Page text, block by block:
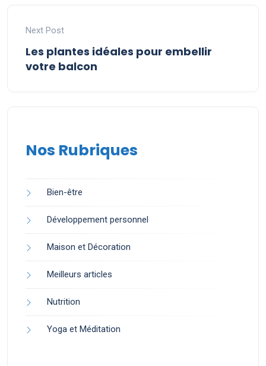
Next Post
Les plantes idéales pour embellir
votre balcon
Nos Rubriques
Bien-être
Développement personnel
Maison et Décoration
Meilleurs articles
Nutrition
Yoga et Méditation